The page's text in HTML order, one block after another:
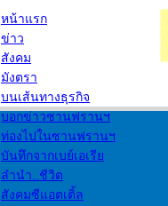
หน้าแรก
ข่าว
สังคม
มังตรา
บนเส้นทางธุรกิจ
บอกข่าวซานฟรานฯ
ท่องไปในซานฟรานฯ
บันทึกจากเบย์เอเรีย
ลำนำ..ชีวิต
สังคมซีแอตเติ้ล